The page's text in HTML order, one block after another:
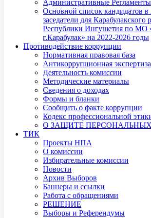
Административные Регламенты
Основной список кандидатов
заседатели для Карабулакского
Республики Ингушетия по МО
г.Карабулак» на 2022-2026 годы
Противодействие коррупции
Нормативная правовая база
Антикоррупционная экспертиза
Деятельность комиссии
Методические материалы
Сведения о доходах
Формы и бланки
Сообщить о факте коррупции
Кодекс профессиональной
О ЗАЩИТЕ
ТИК
Проекты НПА
О комиссии
Избирательные комиссии
Новости
Архив Выборов
Баннеры и ссылки
Работа с обращениями
РЕШЕНИЕ
Выборы и Референдумы